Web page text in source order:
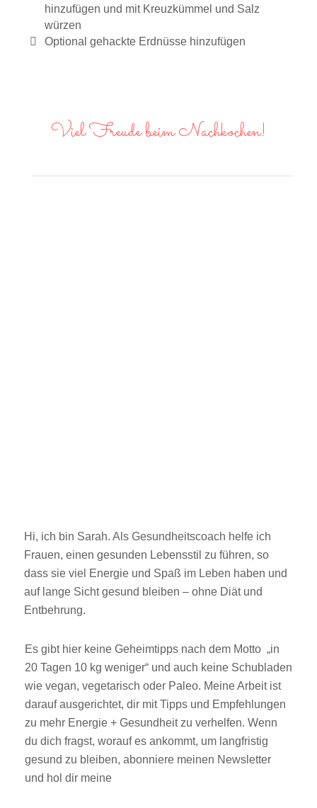
hinzufügen und mit Kreuzkümmel und Salz
würzen
Optional gehackte Erdnüsse hinzufügen
Viel Freude beim Nachkochen!
Hi, ich bin Sarah. Als Gesundheitscoach helfe ich
Frauen, einen gesunden Lebensstil zu führen, so
dass sie viel Energie und Spaß im Leben haben und
auf lange Sicht gesund bleiben – ohne Diät und
Entbehrung.
Es gibt hier keine Geheimtipps nach dem Motto „in
20 Tagen 10 kg weniger“ und auch keine Schubladen
wie vegan, vegetarisch oder Paleo. Meine Arbeit ist
darauf ausgerichtet, dir mit Tipps und Empfehlungen
zu mehr Energie + Gesundheit zu verhelfen. Wenn
du dich fragst, worauf es ankommt, um langfristig
gesund zu bleiben, abonniere meinen Newsletter
und hol dir meine